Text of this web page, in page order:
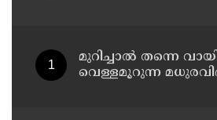
മുറിച്ചാൽ തന്നെ
വെള്ളമൂറുന്ന